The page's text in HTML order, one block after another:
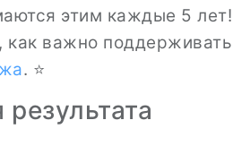
этим каждые 5 лет!
как важно поддерживать
. ⭐
результата